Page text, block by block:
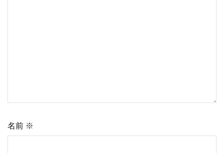
名前 ※